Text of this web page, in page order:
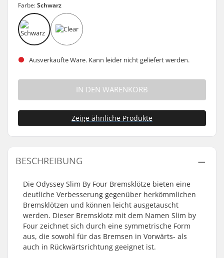
Farbe:Schwarz
Ausverkaufte Ware. Kann leider nicht geliefert werden.
IN DEN WARENKORB
Zeige ähnliche Produkte
BESCHREIBUNG
Die Odyssey Slim By Four Bremsklötze bieten eine
deutliche Verbesserung gegenüber herkömmlichen
Bremsklötzen und können leicht ausgetauscht
werden. Dieser Bremsklotz mit dem Namen Slim by
Four zeichnet sich durch eine symmetrische Form
aus, die sowohl für das Bremsen in Vorwärts- als
auch in Rückwärtsrichtung geeignet ist.